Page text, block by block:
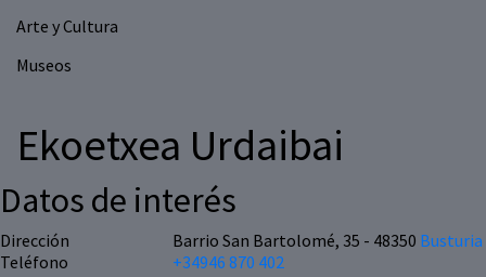
Arte y Cultura
Museos
Ekoetxea Urdaibai
Datos de interés
Dirección Barrio San Bartolomé, 35 - 48350 Busturia
Teléfono
+34946 870 402